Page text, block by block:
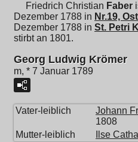
Friedrich Christian Faber
Dezember 1788 in Nr.19,
Dezember 1788 in St. Petri
stirbt an 1801.
Georg Ludwig Krömer
m, * 7 Januar 1789
Vater-leiblich Johann
1808
Mutter-leiblich
Ilse